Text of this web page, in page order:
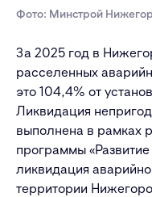
Фото: Минстрой
За 2025 год в
расселенных
это 104,4% от
Ликвидация
выполнена в рамках
программы
ликвидация
территории